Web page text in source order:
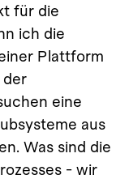
für die
ich die
Plattform
der
eine
aus
Was sind die
- wir